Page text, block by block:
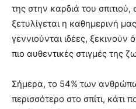
της στην καρδιά του
ξετυλίγεται η καθημερινή
γεννιούνται ιδέες, ξεκινούν
πιο αυθεντικές στιγμές της
Σήμερα, το 54% των
περισσότερο στο σπίτι, κάτι